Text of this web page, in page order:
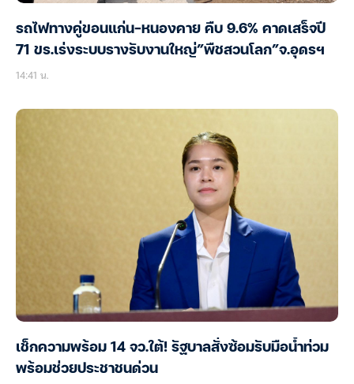
รถไฟทางคู่ขอนแก่น-หนองคาย คืบ 9.6% คาดเสร็จปี
71 ขร.เร่งระบบรางรับงานใหญ่”พืชสวนโลก”จ.อุดรฯ
14:41 น.
เช็กความพร้อม 14 จว.ใต้! รัฐบาลสั่งซ้อมรับมือน้ำท่วม
พร้อมช่วยประชาชนด่วน